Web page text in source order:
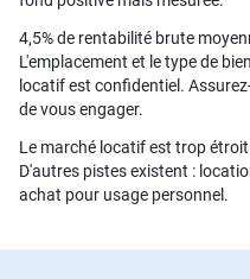
4,5% de rentabilité brute
L'emplacement et le type de
locatif est confidentiel.
de vous engager.
Le marché locatif est trop
D'autres pistes existent :
achat pour usage personnel.